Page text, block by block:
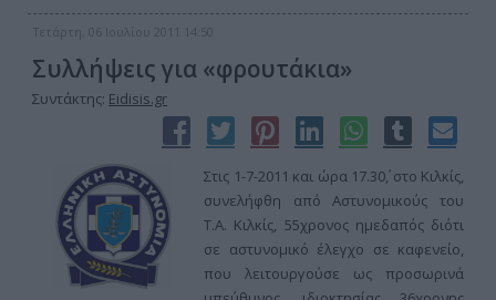
Τετάρτη, 06 Ιουλίου 2011 14:50
Συλλήψεις για «φρουτάκια»
Συντάκτης: Eidisis.gr
Στις 1-7-2011 και ώρα 17.30΄, στο Κιλκίς,
συνελήφθη από Αστυνομικούς του
Τ.Α. Κιλκίς, 55χρονος ημεδαπός διότι
σε αστυνομικό έλεγχο σε καφενείο,
που λειτουργούσε ως προσωρινά